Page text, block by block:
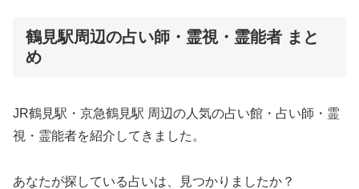
鶴見駅周辺の占い師・霊視・霊能者 まと
め
JR鶴見駅・京急鶴見駅 周辺の人気の占い館・占い師・霊
視・霊能者を紹介してきました。
あなたが探している占いは、見つかりましたか？